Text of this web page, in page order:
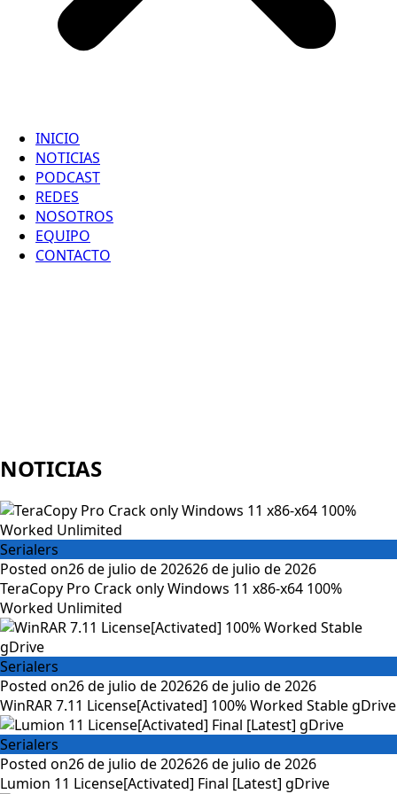
INICIO
NOTICIAS
PODCAST
REDES
NOSOTROS
EQUIPO
CONTACTO
NOTICIAS
Serialers
Posted on26 de julio de 202626 de julio de 2026
TeraCopy Pro Crack only Windows 11 x86-x64 100%
Worked Unlimited
Serialers
Posted on26 de julio de 202626 de julio de 2026
WinRAR 7.11 License[Activated] 100% Worked Stable gDrive
Serialers
Posted on26 de julio de 202626 de julio de 2026
Lumion 11 License[Activated] Final [Latest] gDrive